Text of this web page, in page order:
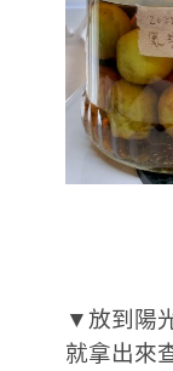
▼放到陽
就拿出來